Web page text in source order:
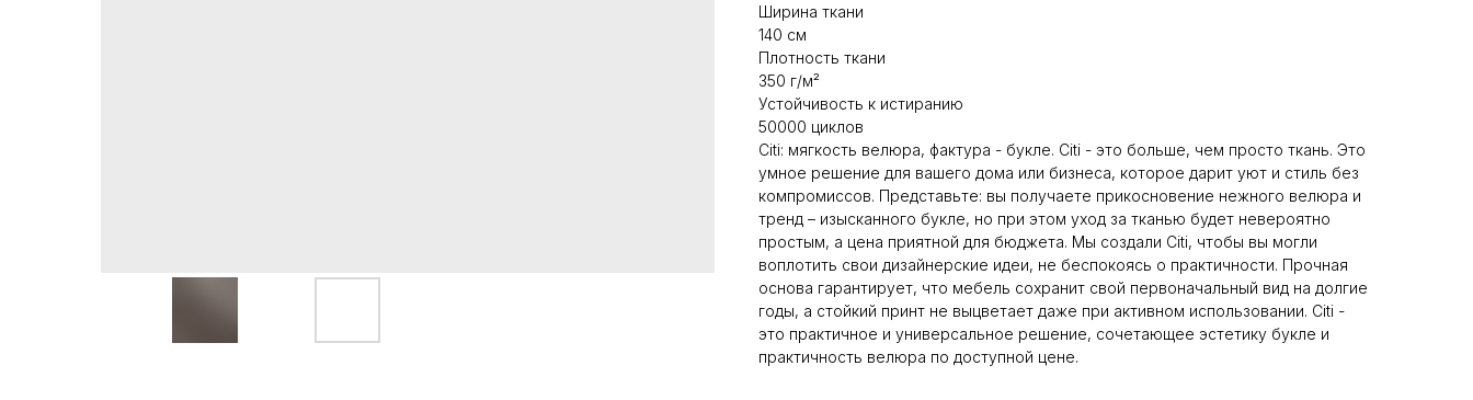
Ширина ткани
140 см
Плотность ткани
350 г/м²
Устойчивость к истиранию
50000 циклов
Citi: мягкость велюра, фактура - букле. Citi - это больше, чем просто ткань. Это
умное решение для вашего дома или бизнеса, которое дарит уют и стиль без
компромиссов. Представьте: вы получаете прикосновение нежного велюра и
тренд – изысканного букле, но при этом уход за тканью будет невероятно
простым, а цена приятной для бюджета. Мы создали Citi, чтобы вы могли
воплотить свои дизайнерские идеи, не беспокоясь о практичности. Прочная
основа гарантирует, что мебель сохранит свой первоначальный вид на долгие
годы, а стойкий принт не выцветает даже при активном использовании. Citi -
это практичное и универсальное решение, сочетающее эстетику букле и
практичность велюра по доступной цене.